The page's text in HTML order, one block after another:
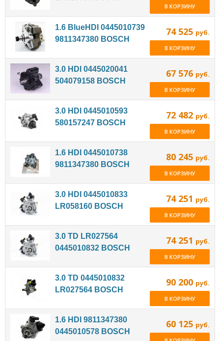
В КОРЗИНУ
1.6 BlueHDI 0445010739
9811347380 BOSCH
74 525 руб.
В КОРЗИНУ
3.0 HDI 0445020041
504079158 BOSCH
67 576 руб.
В КОРЗИНУ
3.0 HDI 0445010593
580157247 BOSCH
72 482 руб.
В КОРЗИНУ
1.6 HDI 0445010738
9811347380 BOSCH
80 245 руб.
В КОРЗИНУ
3.0 HDI 0445010833
LR058160 BOSCH
74 251 руб.
В КОРЗИНУ
3.0 TD LR027564
0445010832 BOSCH
74 251 руб.
В КОРЗИНУ
3.0 TD 0445010832
LR027564 BOSCH
90 200 руб.
В КОРЗИНУ
1.6 HDI 9811347380
0445010578 BOSCH
60 125 руб.